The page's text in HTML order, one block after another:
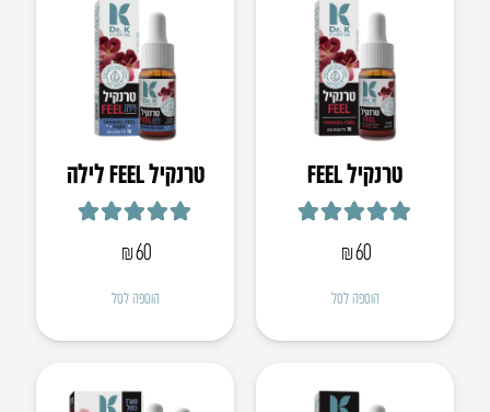
טרנקיל FEEL
5.00
₪60
הוספה לסל
טרנקיל FEEL לילה
5.00
₪60
הוספה לסל